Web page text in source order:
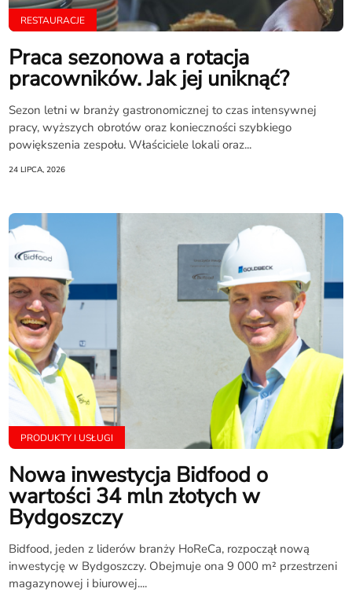
RESTAURACJE
Praca sezonowa a rotacja
pracowników. Jak jej uniknąć?
Sezon letni w branży gastronomicznej to czas intensywnej
pracy, wyższych obrotów oraz konieczności szybkiego
powiększenia zespołu. Właściciele lokali oraz...
24 LIPCA, 2026
PRODUKTY I USŁUGI
Nowa inwestycja Bidfood o
wartości 34 mln złotych w
Bydgoszczy
Bidfood, jeden z liderów branży HoReCa, rozpoczął nową
inwestycję w Bydgoszczy. Obejmuje ona 9 000 m² przestrzeni
magazynowej i biurowej....